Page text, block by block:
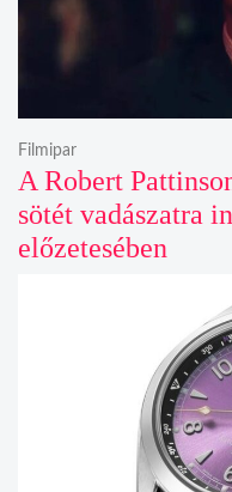
A Robert
sötét vadászatra
előzetesében
Filmipar